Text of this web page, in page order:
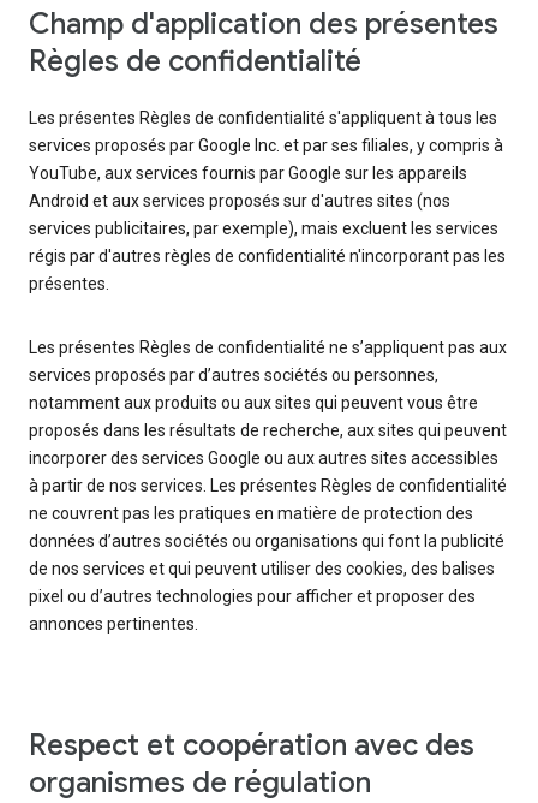
Champ d'application des présentes
Règles de confidentialité
Les présentes Règles de confidentialité s'appliquent à tous les
services proposés par Google Inc. et par ses filiales, y compris à
YouTube, aux services fournis par Google sur les appareils
Android et aux services proposés sur d'autres sites (nos
services publicitaires, par exemple), mais excluent les services
régis par d'autres règles de confidentialité n'incorporant pas les
présentes.
Les présentes Règles de confidentialité ne s’appliquent pas aux
services proposés par d’autres sociétés ou personnes,
notamment aux produits ou aux sites qui peuvent vous être
proposés dans les résultats de recherche, aux sites qui peuvent
incorporer des services Google ou aux autres sites accessibles
à partir de nos services. Les présentes Règles de confidentialité
ne couvrent pas les pratiques en matière de protection des
données d’autres sociétés ou organisations qui font la publicité
de nos services et qui peuvent utiliser des cookies, des balises
pixel ou d’autres technologies pour afficher et proposer des
annonces pertinentes.
Respect et coopération avec des
organismes de régulation